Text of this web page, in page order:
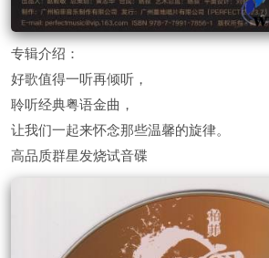
专辑介绍：
好歌值得一听再倾听，
聆听经典粤语金曲，
让我们一起来怀念那些温馨的旋律。
高品质群星发烧试音碟